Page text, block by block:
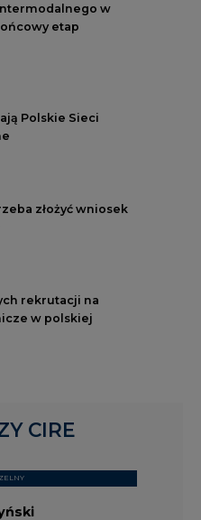
w
etap
Polskie Sieci
złożyć wniosek
rekrutacji na
w polskiej
CIRE